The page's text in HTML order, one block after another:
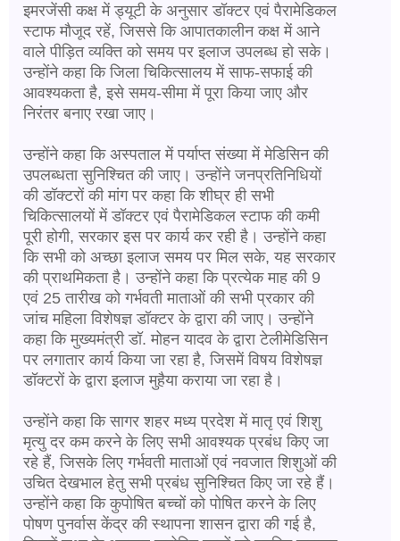
इमरजेंसी कक्ष में ड्यूटी के अनुसार डॉक्टर एवं पैरामेडिकल
स्टाफ मौजूद रहें, जिससे कि आपातकालीन कक्ष में आने
वाले पीड़ित व्यक्ति को समय पर इलाज उपलब्ध हो सके।
उन्होंने कहा कि जिला चिकित्सालय में साफ-सफाई की
आवश्यकता है, इसे समय-सीमा में पूरा किया जाए और
निरंतर बनाए रखा जाए।
उन्होंने कहा कि अस्पताल में पर्याप्त संख्या में मेडिसिन की
उपलब्धता सुनिश्चित की जाए। उन्होंने जनप्रतिनिधियों
की डॉक्टरों की मांग पर कहा कि शीघ्र ही सभी
चिकित्सालयों में डॉक्टर एवं पैरामेडिकल स्टाफ की कमी
पूरी होगी, सरकार इस पर कार्य कर रही है। उन्होंने कहा
कि सभी को अच्छा इलाज समय पर मिल सके, यह सरकार
की प्राथमिकता है। उन्होंने कहा कि प्रत्येक माह की 9
एवं 25 तारीख को गर्भवती माताओं की सभी प्रकार की
जांच महिला विशेषज्ञ डॉक्टर के द्वारा की जाए। उन्होंने
कहा कि मुख्यमंत्री डॉ. मोहन यादव के द्वारा टेलीमेडिसिन
पर लगातार कार्य किया जा रहा है, जिसमें विषय विशेषज्ञ
डॉक्टरों के द्वारा इलाज मुहैया कराया जा रहा है।
उन्होंने कहा कि सागर शहर मध्य प्रदेश में मातृ एवं शिशु
मृत्यु दर कम करने के लिए सभी आवश्यक प्रबंध किए जा
रहे हैं, जिसके लिए गर्भवती माताओं एवं नवजात शिशुओं की
उचित देखभाल हेतु सभी प्रबंध सुनिश्चित किए जा रहे हैं।
उन्होंने कहा कि कुपोषित बच्चों को पोषित करने के लिए
पोषण पुनर्वास केंद्र की स्थापना शासन द्वारा की गई है,